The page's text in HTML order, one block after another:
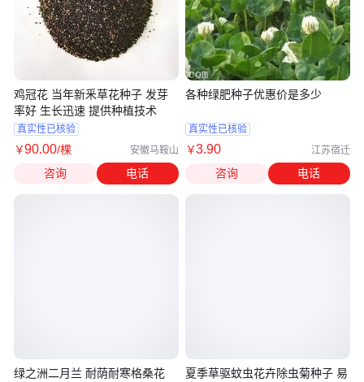
鸡冠花 当年新釆草花种子 发芽
率好 生长迅速 提供种植技术
真实性已核验
￥90.00/棵 安徽马鞍山
咨询 电话
绿之洲二月兰 耐荫耐寒格桑花
各种绿肥种子优惠价是多少
真实性已核验
￥3.90 江苏宿迁
咨询 电话
夏季草驱蚊虫花卉除虫菊种子 易